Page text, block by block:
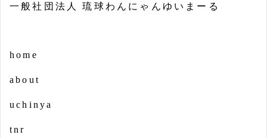
一般社団法人 琉球わんにゃんゆいまーる
home
about
uchinya
tnr